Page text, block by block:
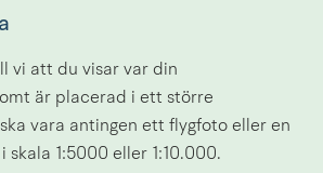
vi att du visar var din
är placerad i ett större
vara antingen ett flygfoto eller en
skala 1:5000 eller 1:10.000.